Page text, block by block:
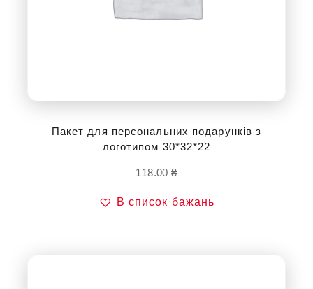
Пакет для персональних подарунків з
логотипом 30*32*22
118.00₴
В список бажань